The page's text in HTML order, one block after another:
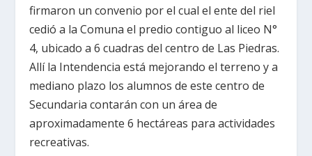
firmaron un convenio por el cual el ente del riel
cedió a la Comuna el predio contiguo al liceo N°
4, ubicado a 6 cuadras del centro de Las Piedras.
Allíla Intendencia está mejorando el terreno y a
mediano plazo los alumnos de este centro de
Secundaria contarán con un área de
aproximadamente6 hectáreas para actividades
recreativas.